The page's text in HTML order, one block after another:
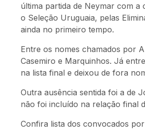
última partida de Neymar com
o Seleção Uruguaia, pelas
ainda no primeiro tempo.
Entre os nomes chamados por
Casemiro e Marquinhos. Já
na lista final e deixou de fora
Outra ausência sentida foi a de
não foi incluído na relação final
Confira lista dos convocados